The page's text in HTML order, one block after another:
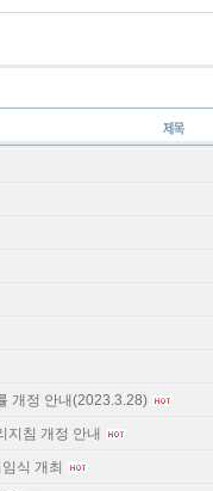
개정 안내(2023.3.28)
지침 개정 안내
식 개최